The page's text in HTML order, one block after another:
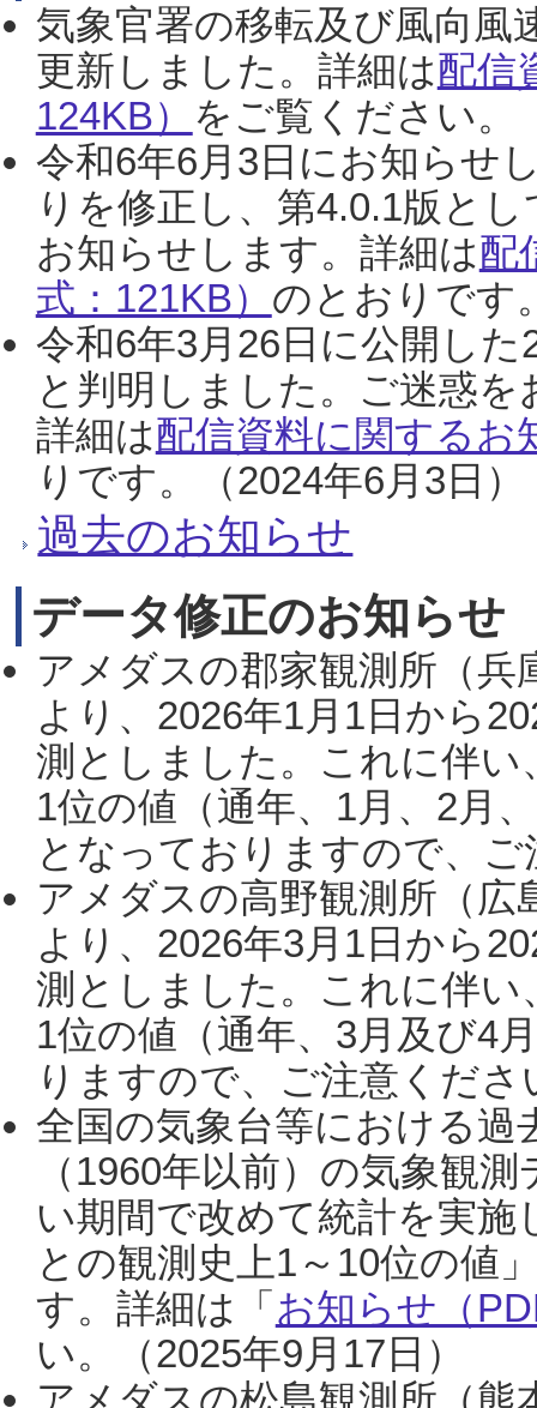
気象官署の移転及び風向風
更新しました。詳細は配信
124KB） をご覧ください。
令和6年6月3日にお知らせ
りを修正し、第4.0.1版と
お知らせします。詳細は配
式：121KB） のとおりです
令和6年3月26日に公開し
と判明しました。ご迷惑
詳細は配信資料に関するお
りです。（2024年6月3日）
過去のお知らせ
データ修正のお知らせ
アメダスの郡家観測所（
より、2026年1月1日から
測としました。これに伴い
1位の値（通年、1月、2月
となっておりますので、
アメダスの高野観測所（
より、2026年3月1日から
測としました。これに伴い
1位の値（通年、3月及び4
りますので、ご注意くだ
全国の気象台等における過
（1960年以前）の気象観
い期間で改めて統計を実
との観測史上1～10位の値
す。詳細は「 お知らせ（
い。（2025年9月17日）
アメダスの松島観測所（熊